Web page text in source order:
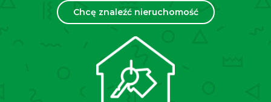
Chcę znaleźć nieruchomość
jest to zakup obligatoryjny)
KOMÓRKA LOKATORSKA:
Do Nieruchomości przynależna jest
lokatorska o pow.3,78m2,
stanowiąca dodatkową
przestrzeń na przedmioty osobiste.
PRAWO WŁASNOŚCI NIERUCHOMOŚCI: